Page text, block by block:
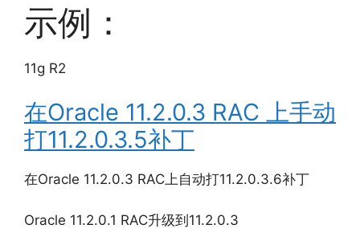
示例：
11g R2
在Oracle 11.2.0.3 RAC 上手动
打11.2.0.3.5补丁
在Oracle 11.2.0.3 RAC上自动打11.2.0.3.6补丁
Oracle 11.2.0.1 RAC升级到11.2.0.3